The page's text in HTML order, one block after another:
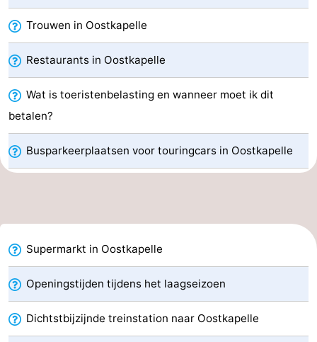
Paardrijden
-
Maneges
-
Golfbanen
Eten
en
drinken
Evenementen
Praktisch
-
Parkeren
Reisboekenwinkel
Nieuws
Trouwen in Oostkapelle
Restaurants in Oostkapelle
Wat is toeristenbelasting en wanneer moet ik dit
betalen?
Busparkeerplaatsen voor touringcars in Oostkapelle
Supermarkt in Oostkapelle
Openingstijden tijdens het laagseizoen
Dichtstbijzijnde treinstation naar Oostkapelle